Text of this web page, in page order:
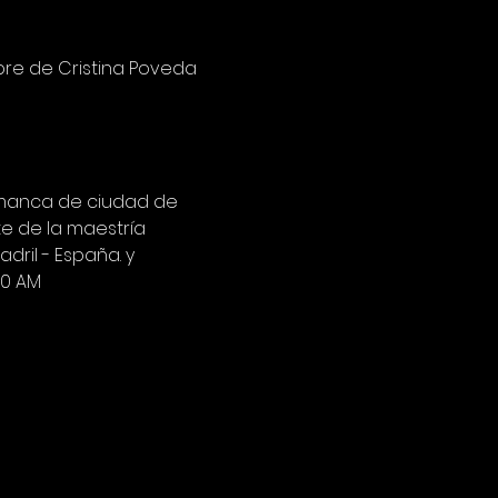
de Cristina Poveda
de ciudad de
de la maestría
- España. y
AM